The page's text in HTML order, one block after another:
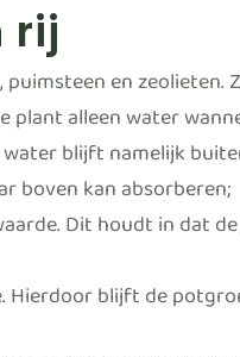
rij
puimsteenenzeolieten.
alleen water
blijft namelijk
kan absorberen;
Dit houdt in dat
blijft de